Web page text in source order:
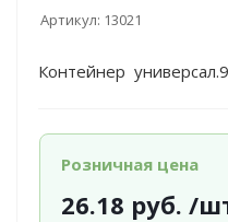
Артикул: 13021
Контейнер
Розничная цена
26.18 руб. /